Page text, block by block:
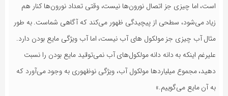
است، اما چیزی جز اتصال نورون‌ها نیست، وقتی تعداد نورون‌ها کنار هم
زیاد می‌شود، سطحی از پیچیدگی ظهور می‌کند که آگاهی شماست. به طور
مثال آب چیزی جز مولکول های آب نیست، اما آب ویژگی مایع بودن دارد.
علیرغم اینکه به دانه دانه مولکول‌های آب نمی‌توانید مایع بودن را نسبت
دهید، مجموع میلیاردها مولکول آب، ویژگی نوظهوری به وجود می‌آورد که
به آن مایع می‌گوییم.»